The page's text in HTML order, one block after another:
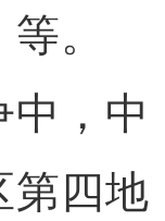
。
，中
第四地